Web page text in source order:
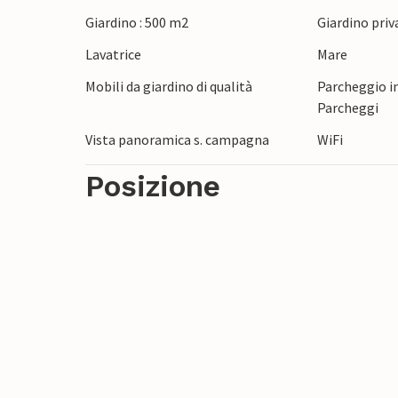
lungomare con i suoi incantevoli caffè e
dintorni, come Ragusa Ibla o Modica, e
paesaggio vi incanterà con le sue dolci
che si estende fino all'orizzonte.
Giardino : 500 m2
Giardino
Lavatrice
Mare
Mobili da giardino di qualità
Parcheggio
Parcheggi
Vista panoramica s. campagna WiFi
Posizione